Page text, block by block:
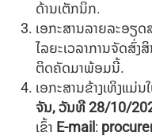
ດ້ານເຕັກນິກ.
ເອກະສານລາຍລະອຽ
ໄລຍະເວລາການຈັດສົ່
ຕິດຄັດມາພ້ອມນີ້.
ເອກະສານຂ້າງເທິງແມ່
ຈັນ, ວັນທີ 28/10/
ເຂົ້າ E-mail :